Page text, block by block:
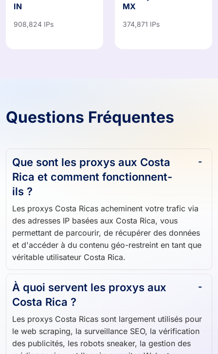
IN MX
Que sont les proxys aux Costa
Rica et comment fonctionnent-
ils ?
Les proxys Costa Ricas acheminent votre trafic via
des adresses IP basées aux Costa Rica, vous
permettant de parcourir, de récupérer des données
et d'accéder à du contenu géo-restreint en tant que
À quoi servent les proxys aux
Costa Rica ?
Les proxys Costa Ricas sont largement utilisés pour
le web scraping, la surveillance SEO, la vérification